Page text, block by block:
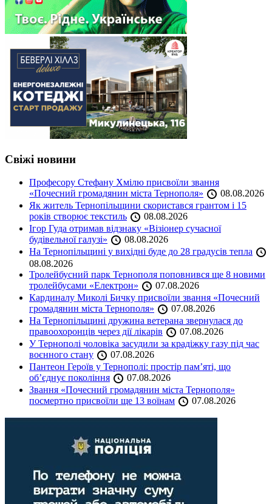
Свіжі новини
Професору Стефану Хмілю присвоїли звання
«Почесний громадянин міста Тернополя»
08.08.2026
Як житель Тернопільщини скористався грантом і 15
років створює текстиль
08.08.2026
Ігор Гуда отримав відзнаку «Візіонер сучасної
будівельної галузі»
08.08.2026
На Тернопільщині у вихідні буде до 28 градусів тепла
08.08.2026
Тролейбусний парк Тернополя поповнився ще 8 новими
тролейбусами «Електрон»
07.08.2026
Кардиналу Миколі Бичку присвоїли звання «Почесний
громадянин міста Тернополя»
07.08.2026
На Тернопільщині дружина ветерана звернулася до
правоохоронців через дії лікарів
07.08.2026
У Тернополі чоловіка засудили за крадіжку газу під час
воєнного стану
07.08.2026
Пантеон Героїв у Тернополі: простір пам’яті, що
об’єднує покоління
07.08.2026
Звання «Почесний громадянин міста Тернополя»
посмертно присвоїли ще 13 воїнам
07.08.2026